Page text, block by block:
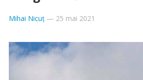
Mihai Nicuț— 25 mai 2021